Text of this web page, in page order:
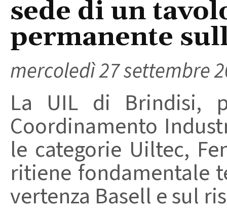
sede di un
permanente
mercoledì 27 settembre
La UIL di Brindisi,
Coordinamento
le categorie Uiltec,
ritiene fondamentale
vertenza Basell e sul